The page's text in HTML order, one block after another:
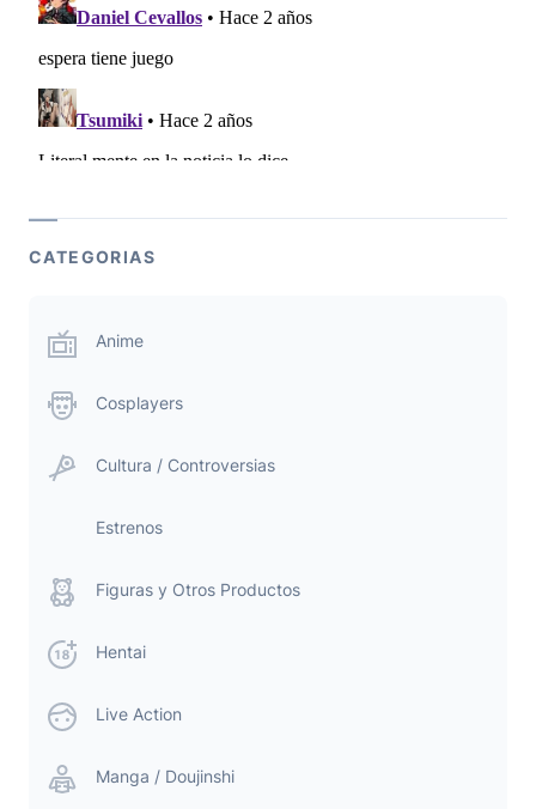
CATEGORIAS
Anime
Cosplayers
Cultura / Controversias
Estrenos
Figuras y Otros Productos
Hentai
Live Action
Manga / Doujinshi